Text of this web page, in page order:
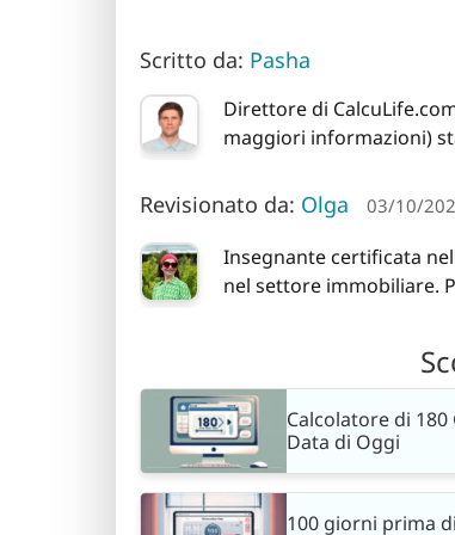
Scritto da: Pasha
Direttore di
maggiori informazioni)
Revisionato da: Olga 03/10/
Insegnante certificata
nel settore immobiliare.
Calcolatore di
Data di Oggi
100 giorni prima